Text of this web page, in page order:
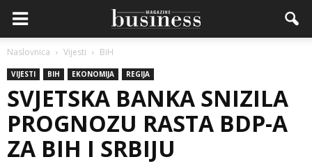
Naslovnica Vijesti BiH
VIJESTI BIH EKONOMIJA REGIJA
SVJETSKA BANKA SNIZILA
PROGNOZU RASTA BDP-A
ZA BIH I SRBIJU